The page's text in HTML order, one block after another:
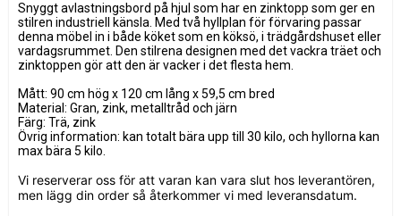
Snyggt avlastningsbord på hjul som har en zinktopp som ger en
stilren industriell känsla. Med två hyllplan för förvaring passar
denna möbel in i både köket som en köksö, i trädgårdshuset eller
vardagsrummet. Den stilrena designen med det vackra träet och
zinktoppen gör att den är vacker i det flesta hem.
Mått: 90 cm hög x 120 cm lång x 59,5 cm bred
Material: Gran, zink, metalltråd och järn
Färg: Trä, zink
Övrig information: kan totalt bära upp till 30 kilo, och hyllorna kan
max bära 5 kilo.
Vi reserverar oss för att varan kan vara slut hos leverantören,
men lägg din order så återkommer vi med leveransdatum.